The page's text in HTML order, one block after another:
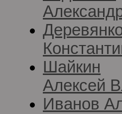
Шайкин
Алексей
Иванов